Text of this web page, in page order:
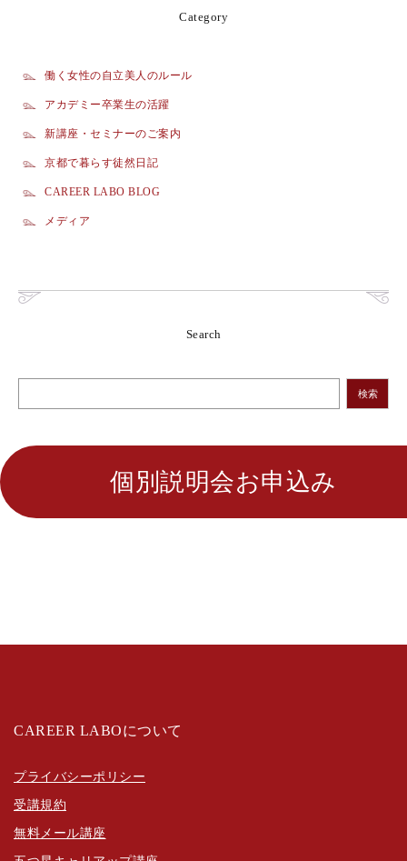
Category
働く女性の自立美人のルール
アカデミー卒業生の活躍
新講座・セミナーのご案内
京都で暮らす徒然日記
CAREER LABO BLOG
メディア
Search
検索
個別説明会お申込み
CAREER LABOについて
プライバシーポリシー
受講規約
無料メール講座